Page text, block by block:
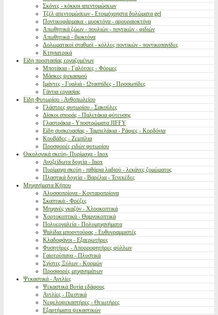
Σκόνες - κόκκοι απεντομώσεων
Τζέλ απεντομώσεων - Ετοιμόχρηστα δολώματα gel
Ποντικοφάρμακα - μυοκτόνα - αρουραιοκτόνα
Απωθητικά ζώων - πουλιών - ποντικών - φιδιών
Απωθητικά - βιοκτόνα
Δολωματικοί σταθμοί - κόλλες ποντικών - ποντικοπαγίδες
Κτηνιατρικά
Είδη προστασίας εργαζομένων
Μποτάκια - Γαλότσες - Φόρμες
Μάσκες ψεκασμού
Ιμάντες - Γυαλιά - Ωτασπίδες - Προσωπίδες
Γάντια εργασίας
Είδη Φυτωρίου - Ανθοπωλείου
Γλάστρες φυτωρίου - Σακούλες
Δίσκοι σποράς - Παλετάκια φύτευσης
Γλαστράκια - Υποστρώματα JIFFY
Είδη συσκευασίας - Ταμπελάκια - Ράφιες - Κορδόνια
Κουβάδες - Ζεμπίλια
Προσφορές ειδών φυτωρίου
Οικολογικά σκεύη- Πυρίμαχα - Inox
Ανοξείδωτα δοχεία - Inox
Πυρίμαχα σκεύη - πιθάρια λαδιού - λεκάνες ζυμώματος
Πλαστικά δοχεία - Βαρέλια - Τενεκέδες
Μηχανήματα Κήπου
Αλυσσοπρίονα - Κονταροπρίονα
Σκαπτικά - Φρέζες
Μηχανές γκαζόν - Χλοοκοπτικά
Χορτοκοπτικά - Θαμνοκοπτικά
Πολυεργαλεία - Πολυμηχανήματα
Ψαλίδια μπορντούρας - Ευθυγραμμιστές
Κλαδοφάγοι - Εξαερωτήρες
Φυσητήρες - Απορροφητήρες φύλλων
Γαιοτρύπανα - Πλυστικά
Σχίστες Ξύλων - Κορμών
Προσφορές μηχανημάτων
Ψεκαστικά - Αντλίες
Ψεκαστικά Βυτία εδάφους
Αντλίες - Πιεστικά
Νεφελοψεκαστήρες - Θειωτήρες
Εξαρτήματα ψεκαστικών